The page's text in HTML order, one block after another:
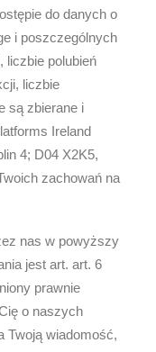
do danych o
i poszczególnych
liczbie polubień
liczbie
są zbierane i
Ireland
4; D04 X2K5,
zachowań na
nas w powyższy
jest art. art. 6
prawnie
o naszych
Twoją wiadomość,